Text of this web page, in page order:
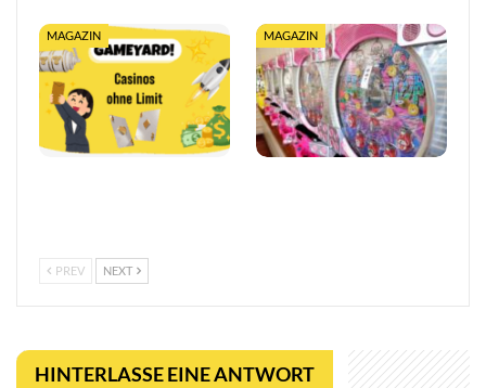
MAGAZIN MAGAZIN
PREV NEXT
HINTERLASSE EINE ANTWORT